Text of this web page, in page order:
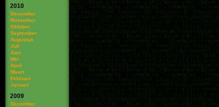
2010
December
November
Oktober
September
Augustus
Juli
Juni
Mei
April
Maart
Februari
Januari
2009
December